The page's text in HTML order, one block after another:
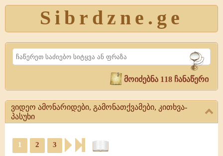
Sibrdzne.ge
Search
მოიძებნა 118 ჩანაწერი
ვიდეო ამონარიდები, გამონათქვამები, კითხვა-
პასუხი
ამონარიდები,
1 2 3